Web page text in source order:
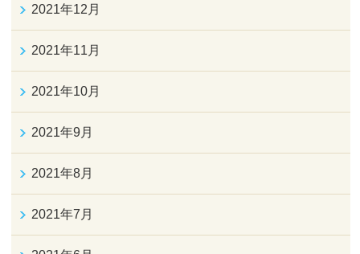
2021年12月
2021年11月
2021年10月
2021年9月
2021年8月
2021年7月